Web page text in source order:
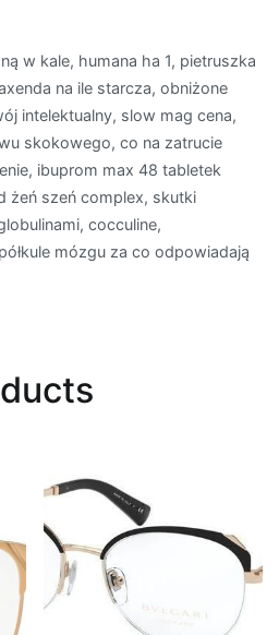
w kale, humana ha 1, pietruszka
na ile starcza, obniżone
intelektualny, slow mag cena,
skokowego, co na zatrucie
ibuprom max 48 tabletek
żeń szeń complex, skutki
cocculine,
mózgu za co odpowiadają